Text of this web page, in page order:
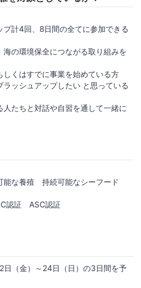
プ計4回、8日間の全てに参加できる
の環境保全につながる取り組みを
しくはすでに事業を始めている方
ッシュアップしたい と思っている
たちと対話や自習を通して一緒に
能な養殖 持続可能なシーフード
認証 ASC認証
日（金）～24日（日）の3日間を予